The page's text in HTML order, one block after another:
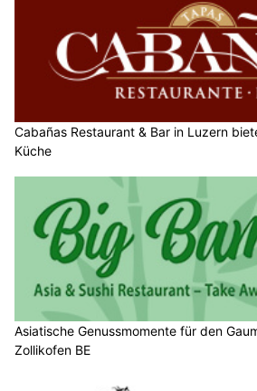
Cabañas Restaurant & Bar in Luzern
Küche
Asiatische Genussmomente für den
Zollikofen BE